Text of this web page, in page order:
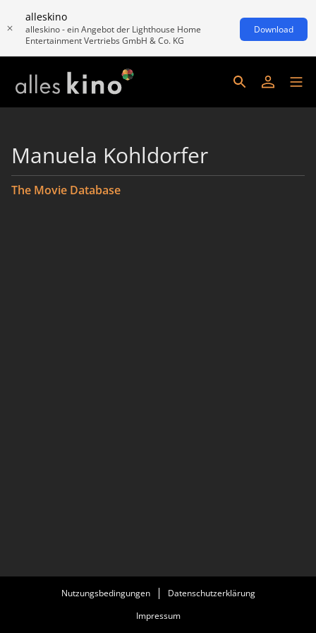
alleskino
alleskino - ein Angebot der Lighthouse Home
Entertainment Vertriebs GmbH & Co. KG
Download
Manuela Kohldorfer
The Movie Database
Nutzungsbedingungen
Datenschutzerklärung
Impressum